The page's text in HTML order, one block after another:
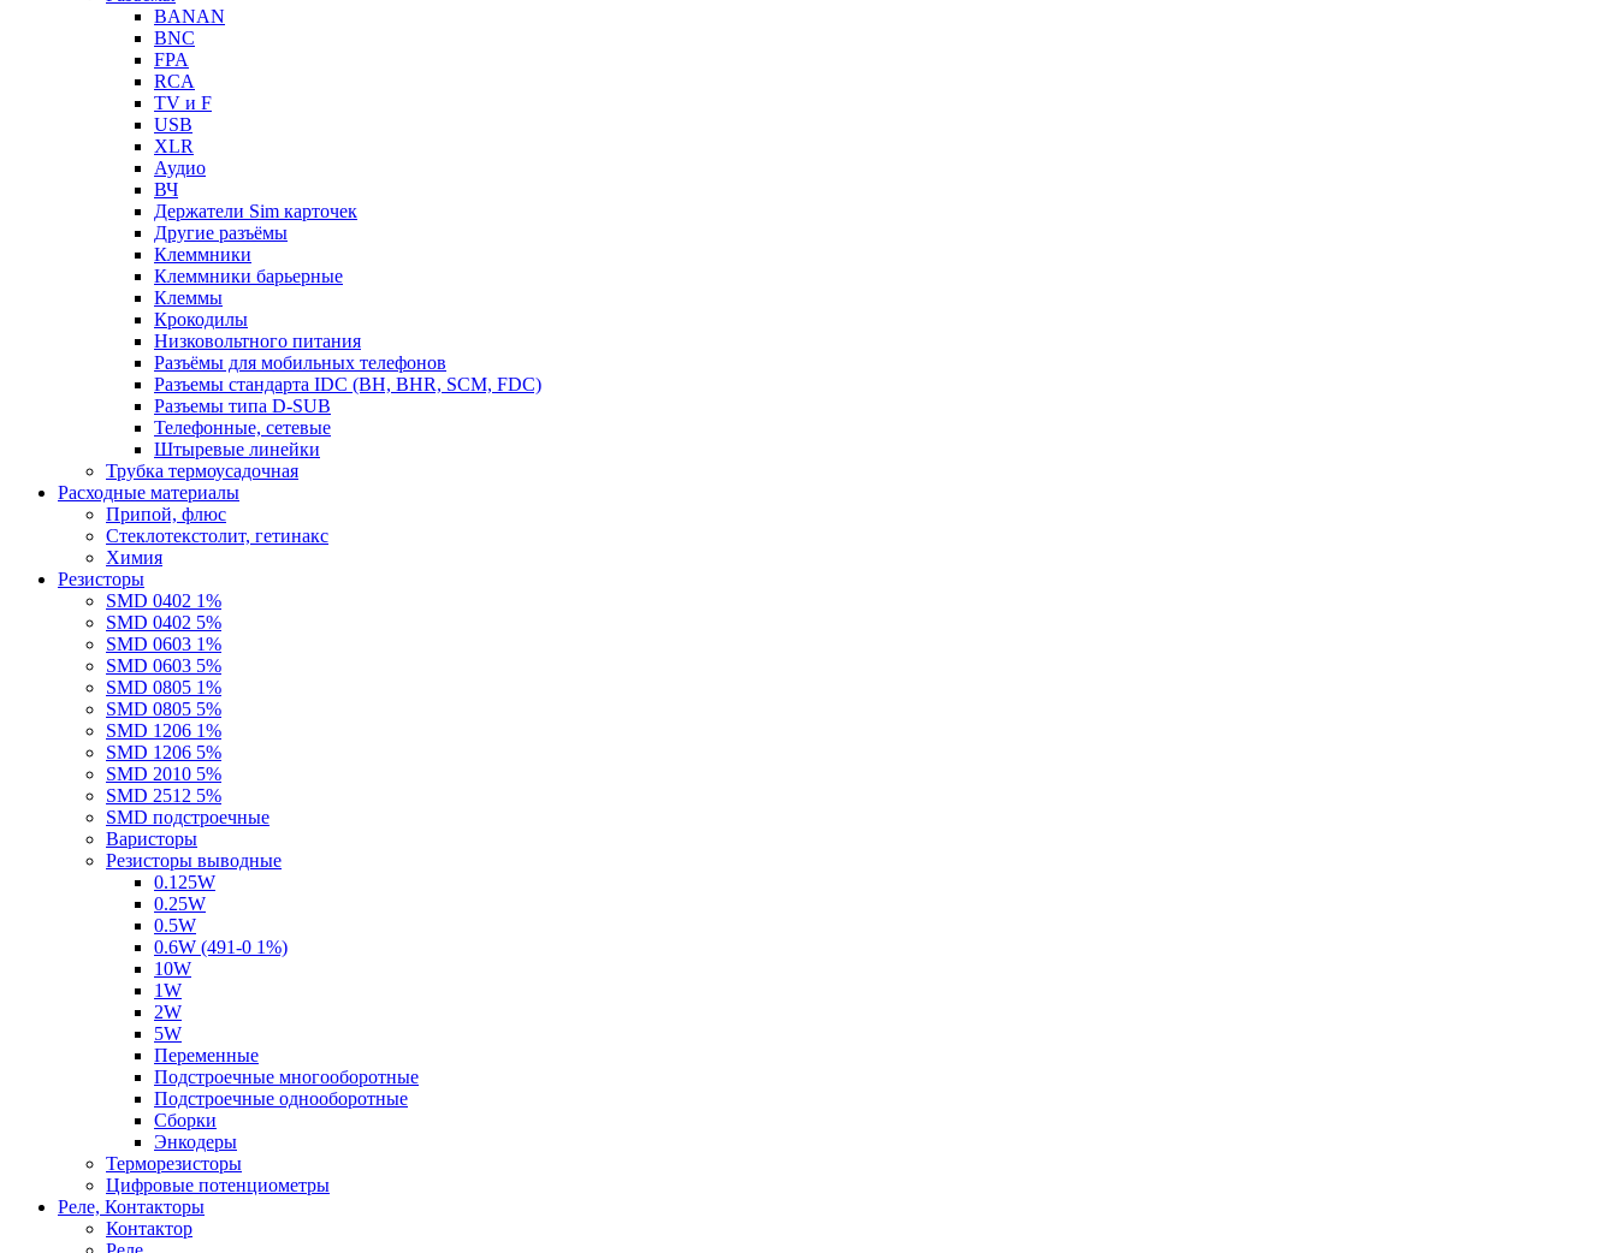
BANAN
BNC
FPA
RCA
TV и F
USB
XLR
Аудио
ВЧ
Держатели Sim карточек
Другие разъёмы
Клеммники
Клеммники барьерные
Клеммы
Крокодилы
Низковольтного питания
Разъёмы для мобильных телефонов
Разъемы стандарта IDC (BH, BHR, SCM, FDC)
Разъемы типа D-SUB
Телефонные, сетевые
Штыревые линейки
Трубка термоусадочная
Расходные материалы
Припой, флюс
Стеклотекстолит, гетинакс
Химия
Резисторы
SMD 0402 1%
SMD 0402 5%
SMD 0603 1%
SMD 0603 5%
SMD 0805 1%
SMD 0805 5%
SMD 1206 1%
SMD 1206 5%
SMD 2010 5%
SMD 2512 5%
SMD подстроечные
Варисторы
Резисторы выводные
0.125W
0.25W
0.5W
0.6W (491-0 1%)
10W
1W
2W
5W
Переменные
Подстроечные многооборотные
Подстроечные однооборотные
Сборки
Энкодеры
Терморезисторы
Цифровые потенциометры
Реле, Контакторы
Контактор